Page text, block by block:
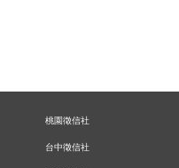
桃園徵信社
台中徵信社